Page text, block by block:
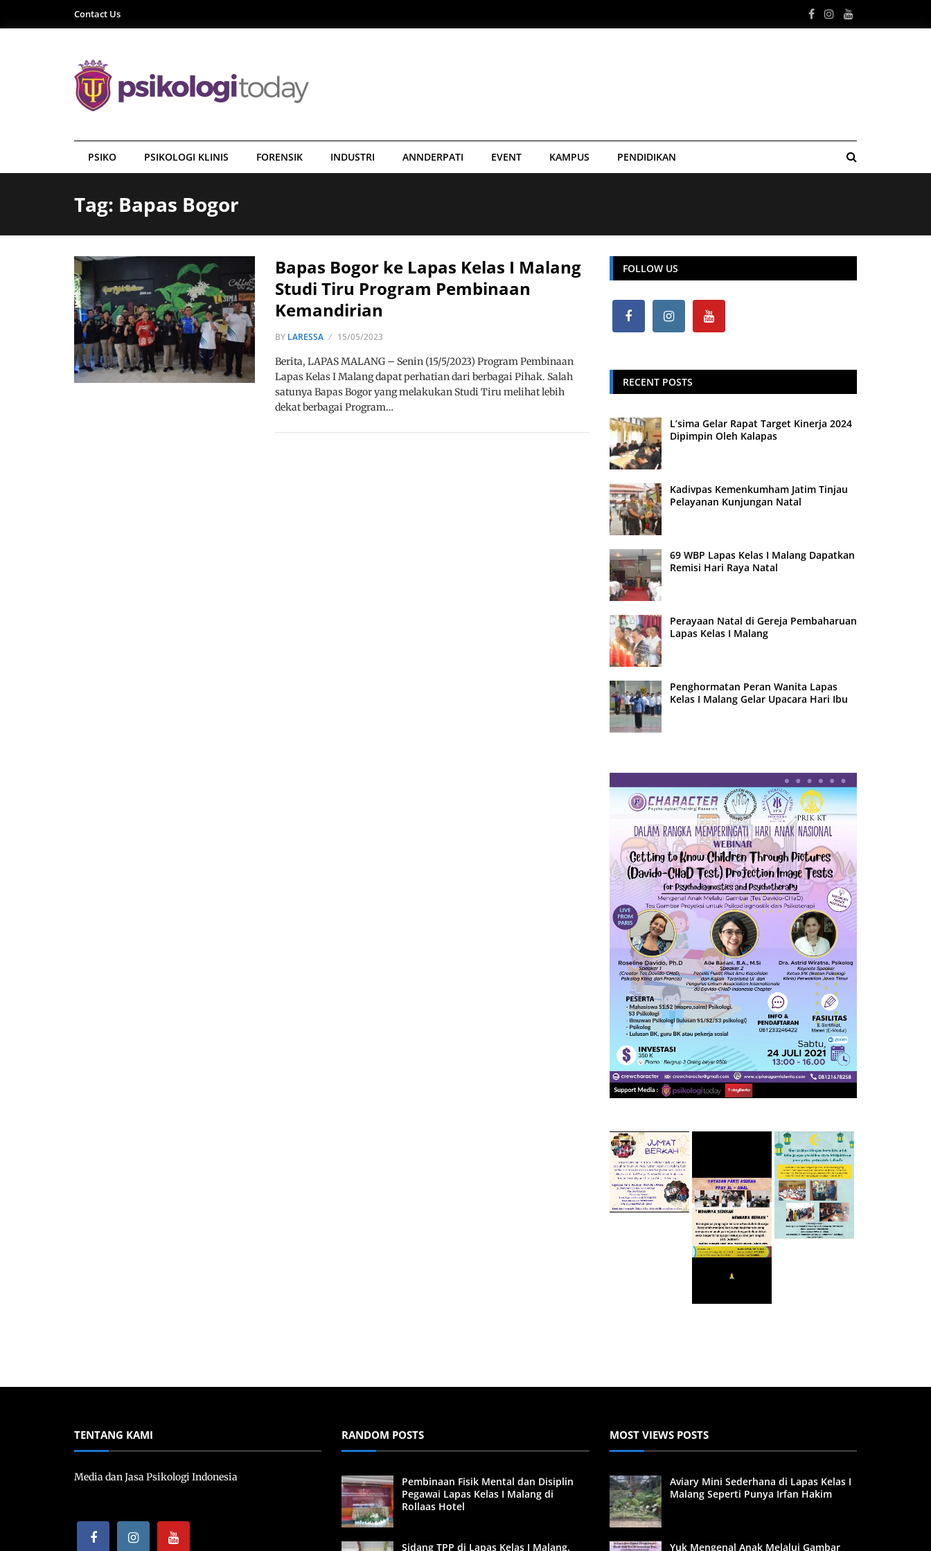
Contact Us
PSIKO PSIKOLOGI KLINIS FORENSIK INDUSTRI ANNDERPATI EVENT KAMPUS PENDIDIKAN
Tag: Bapas Bogor
Bapas Bogor ke Lapas Kelas I Malang
Studi Tiru Program Pembinaan
Kemandirian
BY LARESSA 15/05/2023
Berita, LAPAS MALANG – Senin (15/5/2023) Program Pembinaan
Lapas Kelas I Malang dapat perhatian dari berbagai Pihak. Salah
satunya Bapas Bogor yang melakukan Studi Tiru melihat lebih
dekat berbagai Program…
FOLLOW US
RECENT POSTS
L’sima Gelar Rapat Target Kinerja 2024
Dipimpin Oleh Kalapas
Kadivpas Kemenkumham Jatim Tinjau
Pelayanan Kunjungan Natal
69 WBP Lapas Kelas I Malang Dapatkan
Remisi Hari Raya Natal
Perayaan Natal di Gereja Pembaharuan
Lapas Kelas I Malang
Penghormatan Peran Wanita Lapas
Kelas I Malang Gelar Upacara Hari Ibu
TENTANG KAMI
Media dan Jasa Psikologi Indonesia
RANDOM POSTS
Pembinaan Fisik Mental dan Disiplin
Pegawai Lapas Kelas I Malang di
Rollaas Hotel
Sidang TPP di Lapas Kelas I Malang,
MOST VIEWS POSTS
Aviary Mini Sederhana di Lapas Kelas I
Malang Seperti Punya Irfan Hakim
Yuk Mengenal Anak Melalui Gambar